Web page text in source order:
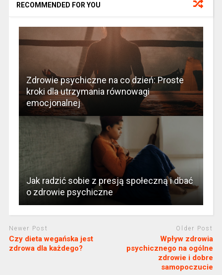
RECOMMENDED FOR YOU
Zdrowie psychiczne na co dzień: Proste
kroki dla utrzymania równowagi
emocjonalnej
Jak radzić sobie z presją społeczną i dbać
o zdrowie psychiczne
Newer Post
Czy dieta wegańska jest
zdrowa dla każdego?
Older Post
Wpływ zdrowia
psychicznego na ogólne
zdrowie i dobre
samopoczucie